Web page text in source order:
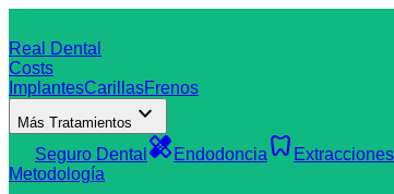
Real Dental
Costs
ImplantesCarillasFrenos
Más Tratamientos expand_more
Seguro Dental healing Endodoncia dentistry Extracciones
Metodología